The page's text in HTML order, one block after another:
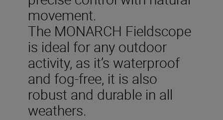
movement.
The MONARCH Fieldscope
is ideal for any outdoor
activity, as it’s waterproof
and fog-free, it is also
robust and durable in all
weathers.